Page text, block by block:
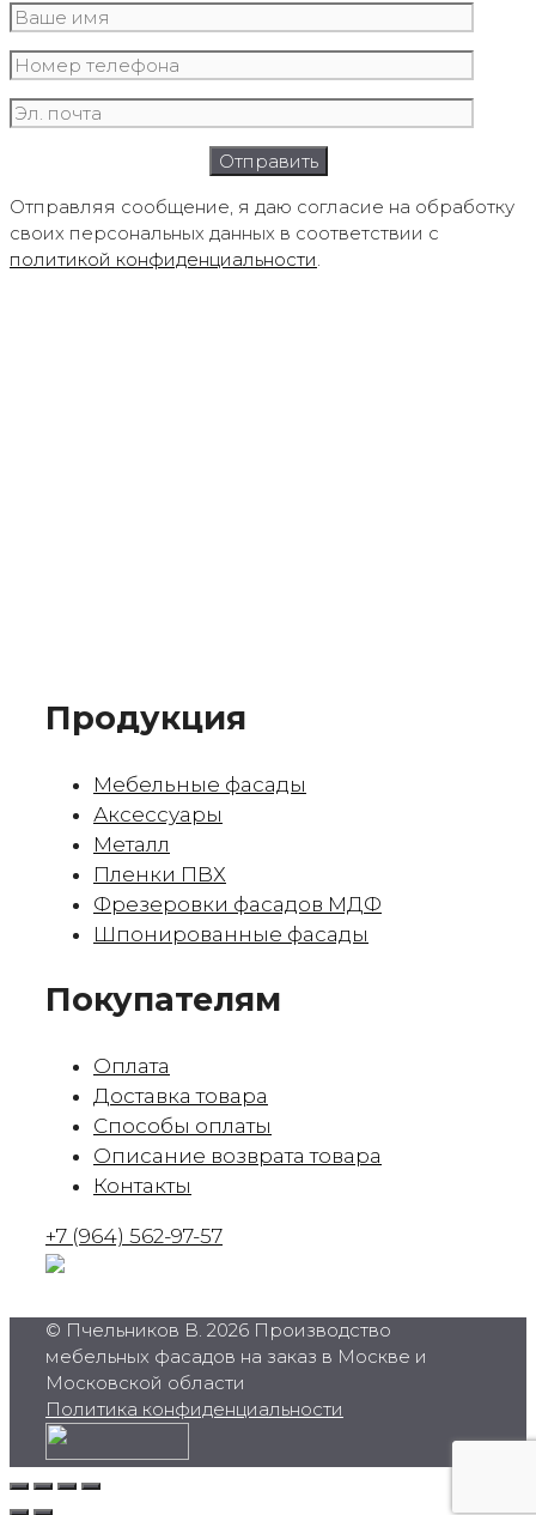
Отправляя сообщение, я даю согласие на обработку
своих персональных данных в соответствии с
политикой конфиденциальности.
Продукция
Мебельные фасады
Аксессуары
Металл
Пленки ПВХ
Фрезеровки фасадов МДФ
Шпонированные фасады
Покупателям
Оплата
Доставка товара
Способы оплаты
Описание возврата товара
Контакты
+7 (964) 562-97-57
© Пчельников В. 2026 Производство
мебельных фасадов на заказ в Москве и
Московской области
Политика конфиденциальности